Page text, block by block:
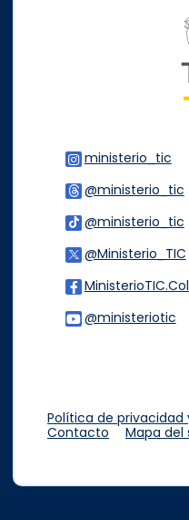
ministerio_tic
@ministerio_tic
@ministerio_tic
@Ministerio_TIC
@ministeriotic
Política de privacidad
Contacto
Mapa del